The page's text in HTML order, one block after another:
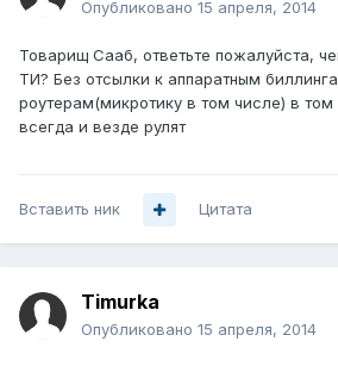
Опубликовано 15 апреля, 2014
Товарищ Сааб, ответьте пожалуйста,
ТИ? Без отсылки к аппаратным
роутерам(микротику в том числе) в том
всегда и везде рулят
Вставить ник Цитата
Timurka
Опубликовано 15 апреля, 2014